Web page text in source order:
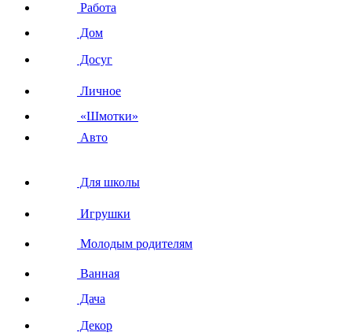
Работа
Дом
Досуг
Личное
«Шмотки»
Авто
Для школы
Игрушки
Молодым родителям
Ванная
Дача
Декор